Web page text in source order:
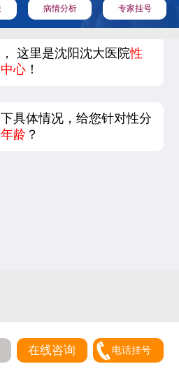
病情分析 专家挂号
这里是沈阳沈大医院性
心 ！
具体情况，给您针对性分
龄 ？
在线咨询 电话挂号